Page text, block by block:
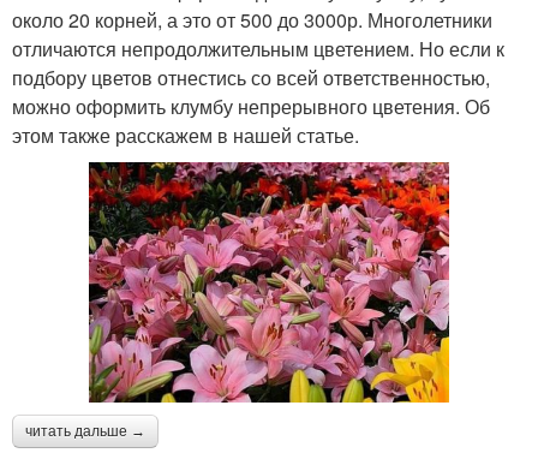
около 20 корней, а это от 500 до 3000р. Многолетники
отличаются непродолжительным цветением. Но если к
подбору цветов отнестись со всей ответственностью,
можно оформить клумбу непрерывного цветения. Об
этом также расскажем в нашей статье.
читать дальше →